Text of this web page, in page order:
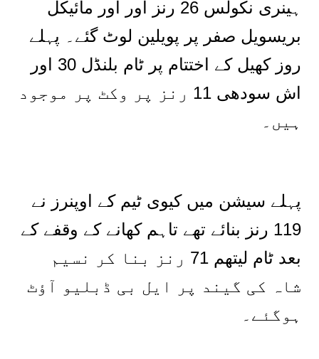
ہینری نکولس 26 رنز اور اور مائیکل
بریسویل صفر پر پویلین لوٹ گئے۔ پہلے
روز کھیل کے اختتام پر ٹام بلنڈل 30 اور
اش سودھی 11 رنز پر وکٹ پر موجود
ہیں۔
پہلے سیشن میں کیوی ٹیم کے اوپنرز نے
119 رنز بنائے تھے تاہم کھانے کے وقفے کے
بعد ٹام لیتھم 71 رنز بنا کر نسیم
شاہ کی گیند پر ایل بی ڈبلیو آؤٹ
ہوگئے۔